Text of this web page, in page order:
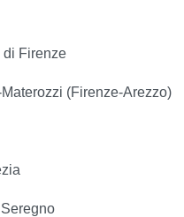
di Firenze
(Firenze-Arezzo)